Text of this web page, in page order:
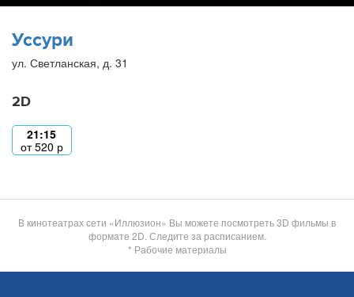
Уссури
ул. Светланская, д. 31
2D
21:15
от520 р
В кинотеатрах сети «Иллюзион» Вы можете посмотреть 3D фильмы в
формате 2D. Следите за расписанием.
* Рабочие материалы